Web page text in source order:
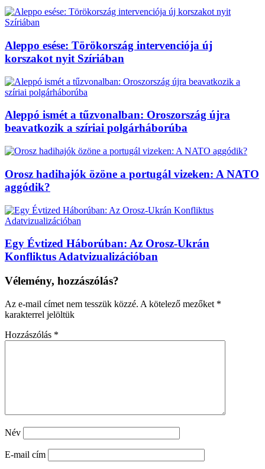
Aleppo esése: Törökország intervenciója új
korszakot nyit Szíriában
Aleppó ismét a tűzvonalban: Oroszország újra
beavatkozik a szíriai polgárháborúba
Orosz hadihajók özöne a portugál vizeken: A NATO
aggódik?
Egy Évtized Háborúban: Az Orosz-Ukrán
Konfliktus Adatvizualizációban
Vélemény, hozzászólás?
Az e-mail címet nem tesszük közzé. A kötelező mezőket *
karakterrel jelöltük
Hozzászólás *
Név
E-mail cím